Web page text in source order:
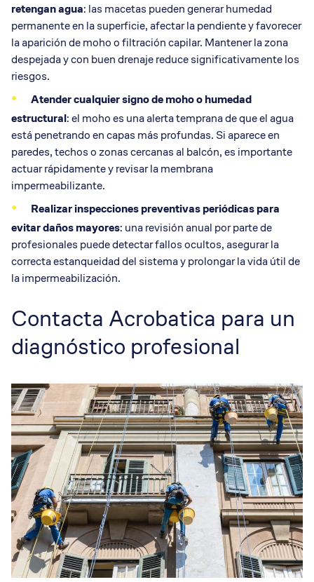
retengan agua: las macetas pueden generar humedad
permanente en la superficie, afectar la pendiente y favorecer
la aparición de moho o filtración capilar. Mantener la zona
despejada y con buen drenaje reduce significativamente los
riesgos.
Atender cualquier signo de moho o humedad
estructural: el moho es una alerta temprana de que el agua
está penetrando en capas más profundas. Si aparece en
paredes, techos o zonas cercanas al balcón, es importante
actuar rápidamente y revisar la membrana
impermeabilizante.
Realizar inspecciones preventivas periódicas para
evitar daños mayores: una revisión anual por parte de
profesionales puede detectar fallos ocultos, asegurar la
correcta estanqueidad del sistema y prolongar la vida útil de
la impermeabilización.
Contacta Acrobatica para un
diagnóstico profesional